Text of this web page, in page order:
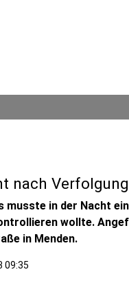
nach
musste in der Nacht
wollte.
in Menden.
09:35